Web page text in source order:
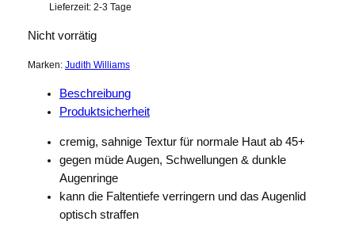
Lieferzeit: 2-3 Tage
Nicht vorrätig
Marken: Judith Williams
Beschreibung
Produktsicherheit
cremig, sahnige Textur für normale Haut ab 45+
gegen müde Augen, Schwellungen & dunkle
Augenringe
kann die Faltentiefe verringern und das Augenlid
optisch straffen